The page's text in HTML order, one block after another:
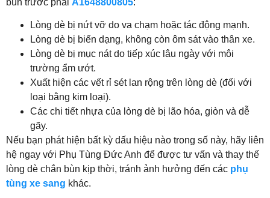
bùn trước phải A1648800805:
Lòng dè bị nứt vỡ do va chạm hoặc tác động mạnh.
Lòng dè bị biến dạng, không còn ôm sát vào thân xe.
Lòng dè bị mục nát do tiếp xúc lâu ngày với môi
trường ẩm ướt.
Xuất hiện các vết rỉ sét lan rộng trên lòng dè (đối với
loại bằng kim loại).
Các chi tiết nhựa của lòng dè bị lão hóa, giòn và dễ
gãy.
Nếu bạn phát hiện bất kỳ dấu hiệu nào trong số này, hãy liên
hệ ngay với Phụ Tùng Đức Anh để được tư vấn và thay thế
lòng dè chắn bùn kịp thời, tránh ảnh hưởng đến các phụ
tùng xe sang khác.